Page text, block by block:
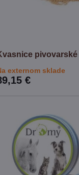
pivovarské
externom sklade
€